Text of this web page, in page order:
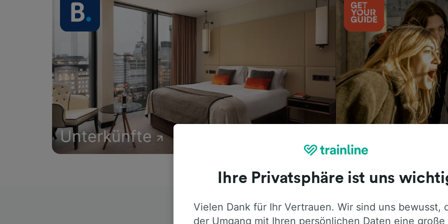
Unterkünfte
Die ehrliche Meinung von Trainline-
Ihre Privatsphäre ist uns
Vielen Dank für Ihr Vertrauen. Wir sind uns bewusst,
der Umgang mit Ihren persönlichen Daten eine große